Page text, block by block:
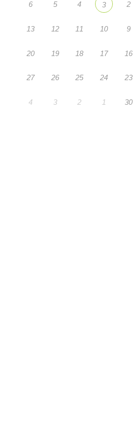
2
3
4
5
6
9
10
11
12
13
16
17
18
19
20
23
24
25
26
27
30
1
2
3
4